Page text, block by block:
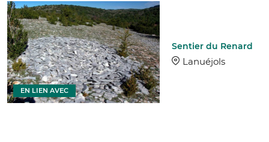
Sentier du Renard
Lanuéjols
EN LIEN AVEC